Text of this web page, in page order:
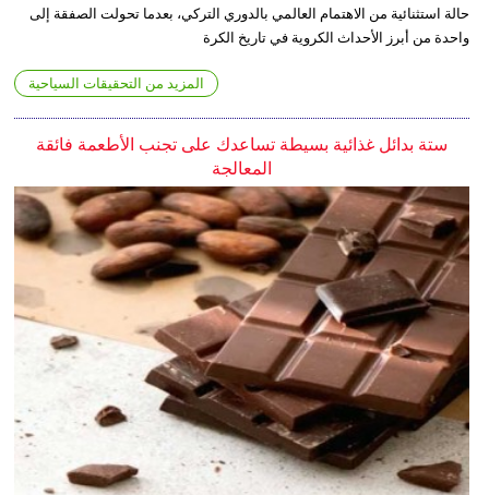
حالة استثنائية من الاهتمام العالمي بالدوري التركي، بعدما تحولت الصفقة إلى
واحدة من أبرز الأحداث الكروية في تاريخ الكرة
المزيد من التحقيقات السياحية
ستة بدائل غذائية بسيطة تساعدك على تجنب الأطعمة فائقة
المعالجة